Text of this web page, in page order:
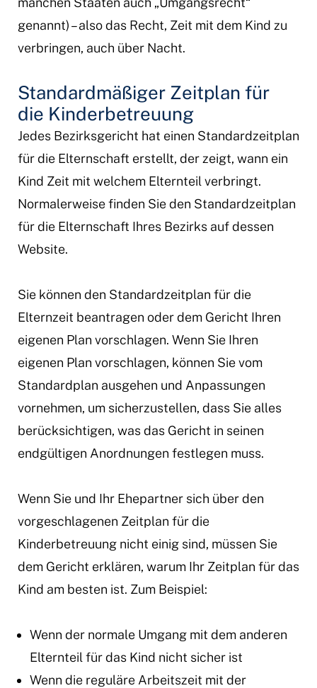
genannt) – also das Recht, Zeit mit dem Kind zu
verbringen, auch über Nacht.
Standardmäßiger Zeitplan für
die Kinderbetreuung
Jedes Bezirksgericht hat einen Standardzeitplan
für die Elternschaft erstellt, der zeigt, wann ein
Kind Zeit mit welchem Elternteil verbringt.
Normalerweise finden Sie den Standardzeitplan
für die Elternschaft Ihres Bezirks auf dessen
Website.
Sie können den Standardzeitplan für die
Elternzeit beantragen oder dem Gericht Ihren
eigenen Plan vorschlagen. Wenn Sie Ihren
eigenen Plan vorschlagen, können Sie vom
Standardplan ausgehen und Anpassungen
vornehmen, um sicherzustellen, dass Sie alles
berücksichtigen, was das Gericht in seinen
endgültigen Anordnungen festlegen muss.
Wenn Sie und Ihr Ehepartner sich über den
vorgeschlagenen Zeitplan für die
Kinderbetreuung nicht einig sind, müssen Sie
dem Gericht erklären, warum Ihr Zeitplan für das
Kind am besten ist. Zum Beispiel:
Wenn der normale Umgang mit dem anderen
Elternteil für das Kind nicht sicher ist
Wenn die reguläre Arbeitszeit mit der